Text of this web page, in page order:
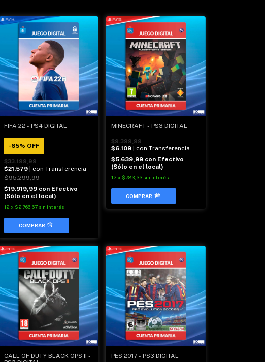
FIFA 22 - PS4 DIGITAL
-65% OFF
$33.199,99
$21.579
| con Transferencia
$95.299,99
$19.919,99 con Efectivo
(Sólo en el local)
12 x $2.766,67 sin interés
MINECRAFT - PS3 DIGITAL
$9.399,99
$6.109
| con Transferencia
$5.639,99 con Efectivo
(Sólo en el local)
12 x $783,33 sin interés
CALL OF DUTY BLACK OPS II -
PES 2017 - PS3 DIGITAL